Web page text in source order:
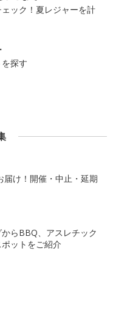
ック！夏レジャーを計
探す
け！開催・中止・延期
らBBQ、アスレチック
ットをご紹介